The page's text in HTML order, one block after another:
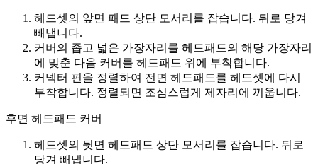
헤드셋의 앞면 패드 상단 모서리를 잡습니다. 뒤로 당겨
빼냅니다.
커버의 좁고 넓은 가장자리를 헤드패드의 해당 가장자리
에 맞춘 다음 커버를 헤드패드 위에 부착합니다.
커넥터 핀을 정렬하여 전면 헤드패드를 헤드셋에 다시
부착합니다. 정렬되면 조심스럽게 제자리에 끼웁니다.
후면 헤드패드 커버
헤드셋의 뒷면 헤드패드 상단 모서리를 잡습니다. 뒤로
당겨 빼냅니다.